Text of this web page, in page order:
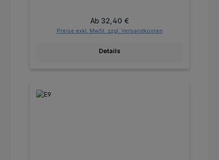
Regulärer Preis:
Ab 32,40 €
Preise exkl. MwSt. zzgl. Versandkosten
Details